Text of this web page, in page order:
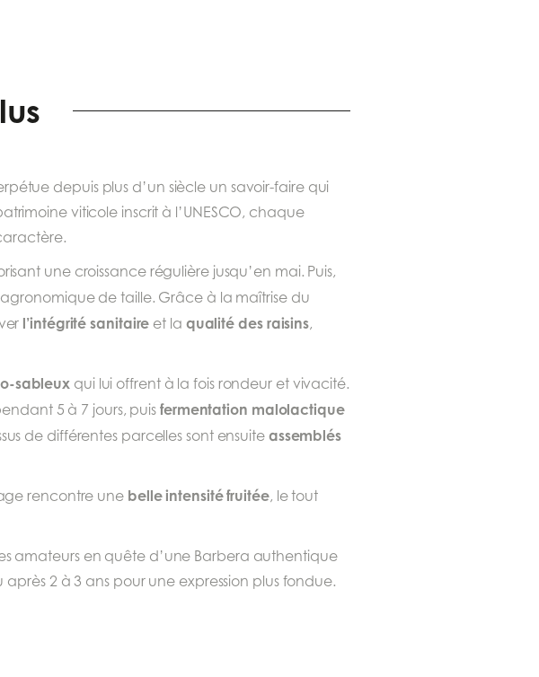
depuis plus d’un siècle un savoir-faire qui
viticole inscrit à l’UNESCO, chaque
une croissance régulière jusqu’en mai. Puis,
de taille. Grâce à la maîtrise du
l’intégrité sanitaire et la qualité des raisins,
sableux qui lui offrent à la fois rondeur et vivacité.
5 à 7 jours, puis fermentation malolactique
de différentes parcelles sont ensuite assemblés
rencontre une belle intensité fruitée, le tout
amateurs en quête d’une Barbera authentique
2 à 3 ans pour une expression plus fondue.